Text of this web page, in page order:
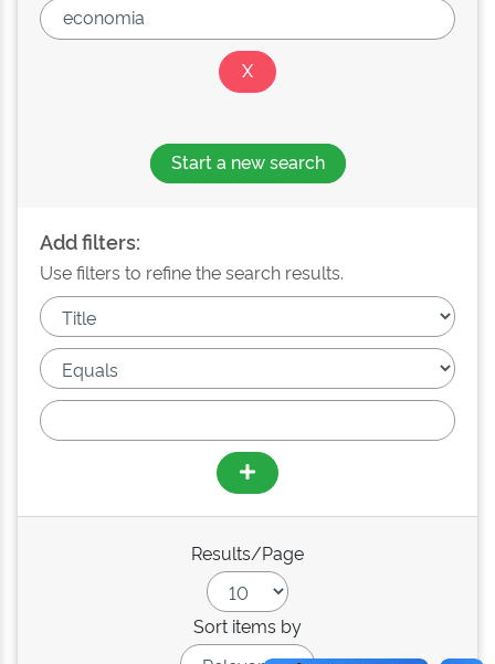
Start a new search
Add filters:
Use filters to refine the search results.
Results/Page
Sort items by